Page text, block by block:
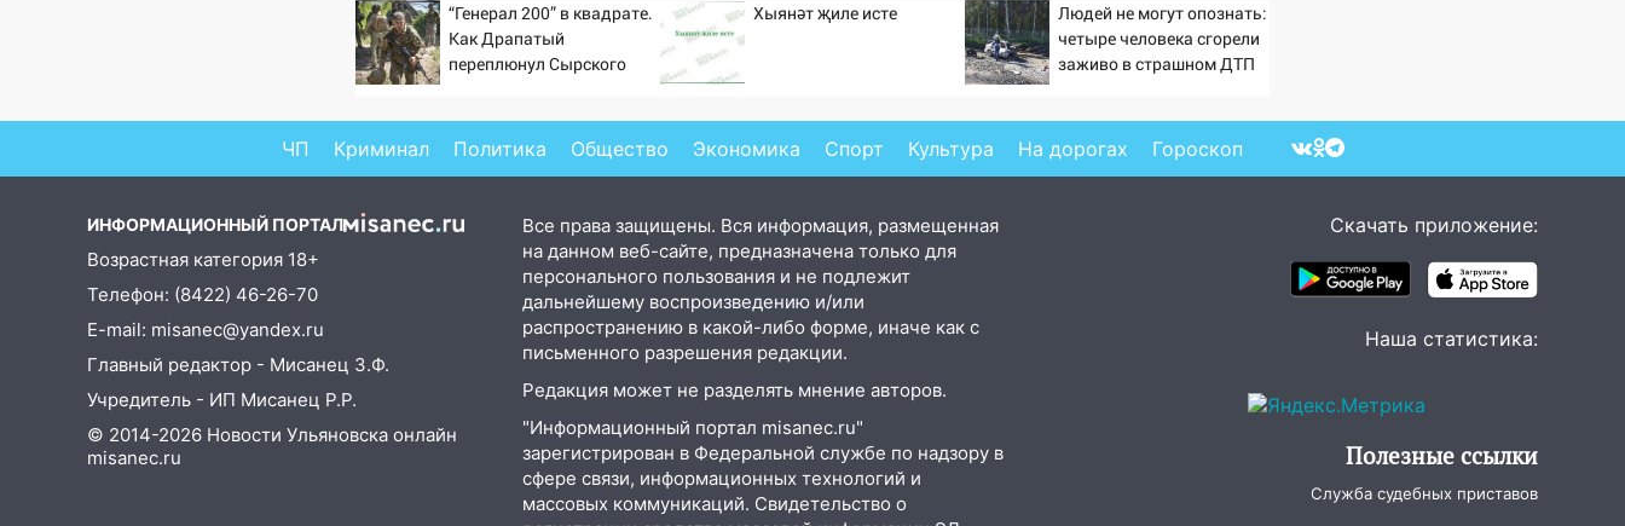
Ульяновец хотел купить
иномарку из Европы и потерял
12:20 В Чердаклинском районе
столкнулись «Лада» и
Chevrolet: пострадал 14-летний
12:00 Где есть бензин в
Ульяновске 7 августа: список
АЗС
11:50
Заснул рядом с ребёнком
и случайно задушил его: суд
вынес приговор
11:38 В Ленинском районе
пожар полностью уничтожил
“Генерал 200” в квадрате.
Как Драпатый
переплюнул Сырского
Хыянәт җиле исте
Людей не могут опознать:
четыре человека сгорели
заживо в страшном ДТП
ЧП Криминал Политика Общество Экономика Спорт Культура На дорогах Гороскоп
ИНФОРМАЦИОННЫЙ ПОРТАЛ
Возрастная категория 18+
Телефон: (8422) 46-26-70
E-mail: misanec@yandex.ru
Главный редактор - Мисанец З.Ф.
Учредитель - ИП Мисанец Р.Р.
© 2014-2026 Новости Ульяновска онлайн
misanec.ru
Все права защищены. Вся информация, размещенная
на данном веб-сайте, предназначена только для
персонального пользования и не подлежит
дальнейшему воспроизведению и/или
распространению в какой-либо форме, иначе как с
письменного разрешения редакции.
Редакция может не разделять мнение авторов.
"Информационный портал misanec.ru"
зарегистрирован в Федеральной службе по надзору в
сфере связи, информационных технологий и
массовых коммуникаций. Свидетельство о
Скачать приложение:
Наша статистика:
Полезные ссылки
Служба судебных приставов